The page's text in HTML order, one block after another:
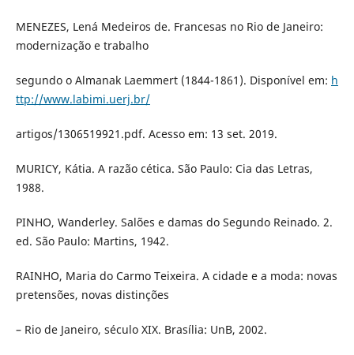
MENEZES, Lená Medeiros de. Francesas no Rio de Janeiro:
modernização e trabalho
segundo o Almanak Laemmert (1844-1861). Disponível em: h
ttp://www.labimi.uerj.br/
artigos/1306519921.pdf. Acesso em: 13 set. 2019.
MURICY, Kátia. A razão cética. São Paulo: Cia das Letras,
1988.
PINHO, Wanderley. Salões e damas do Segundo Reinado. 2.
ed. São Paulo: Martins, 1942.
RAINHO, Maria do Carmo Teixeira. A cidade e a moda: novas
pretensões, novas distinções
– Rio de Janeiro, século XIX. Brasília: UnB, 2002.